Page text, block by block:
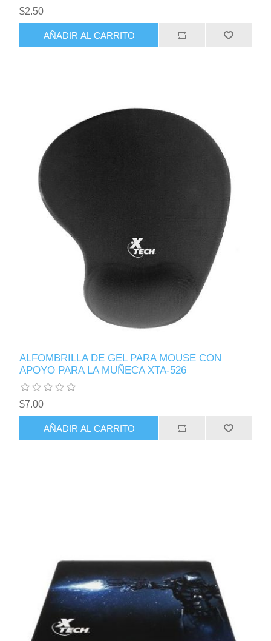
$2.50
AÑADIR AL CARRITO
ALFOMBRILLA DE GEL PARA MOUSE CON
APOYO PARA LA MUÑECA XTA-526
$7.00
AÑADIR AL CARRITO